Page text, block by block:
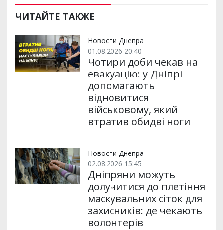
ЧИТАЙТЕ ТАКЖЕ
Новости Днепра
01.08.2026 20:40
Чотири доби чекав на
евакуацію: у Дніпрі
допомагають
відновитися
військовому, який
втратив обидві ноги
Новости Днепра
02.08.2026 15:45
Дніпряни можуть
долучитися до плетіння
маскувальних сіток для
захисників: де чекають
волонтерів